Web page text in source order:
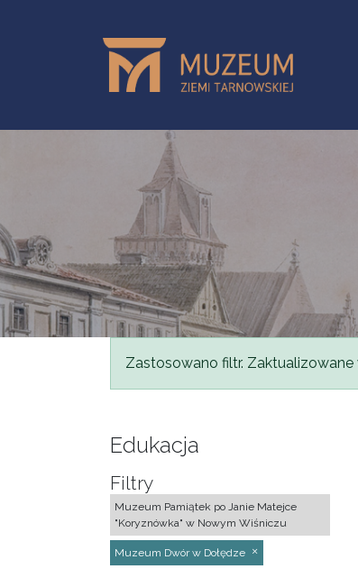
Komunikat
Zastosowano filtr.
Edukacja
Filtry
Muzeum Pamiątek po Janie Matejce
"Koryznówka" w Nowym Wiśniczu
Muzeum Dwór w Dołędze